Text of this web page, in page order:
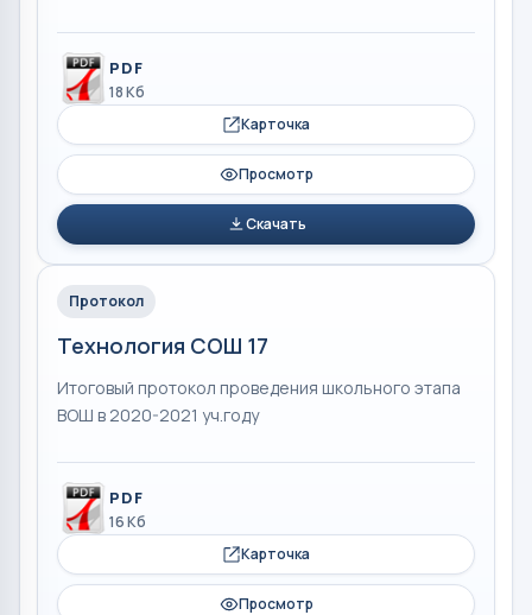
PDF
18 Кб
Карточка
Просмотр
Скачать
Протокол
Технология СОШ 17
Итоговый протокол проведения школьного этапа
ВОШ в 2020-2021 уч.году
PDF
16 Кб
Карточка
Просмотр